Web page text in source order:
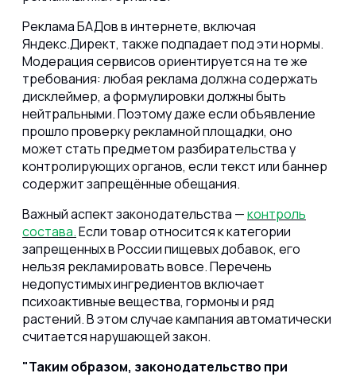
Реклама БАДов в интернете, включая
Яндекс.Директ, также подпадает под эти нормы.
Модерация сервисов ориентируется на те же
требования: любая реклама должна содержать
дисклеймер, а формулировки должны быть
нейтральными. Поэтому даже если объявление
прошло проверку рекламной площадки, оно
может стать предметом разбирательства у
контролирующих органов, если текст или баннер
содержит запрещённые обещания.
Важный аспект законодательства —контроль
состава.Если товар относится к категории
запрещенных в России пищевых добавок, его
нельзя рекламировать вовсе. Перечень
недопустимых ингредиентов включает
психоактивные вещества, гормоны и ряд
растений. В этом случае кампания автоматически
считается нарушающей закон.
Таким образом, законодательство при